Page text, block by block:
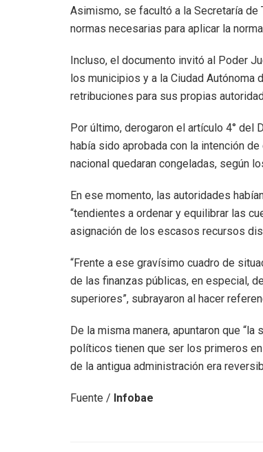
Asimismo, se facultó a la Secretaría de
normas necesarias para aplicar la
Incluso, el documento invitó al Poder
los municipios y a la Ciudad Autónoma
retribuciones para sus propias
Por último, derogaron el artículo 4° del
había sido aprobada con la intención
nacional quedaran congeladas, según
En ese momento, las autoridades
“tendientes a ordenar y equilibrar las
asignación de los escasos recursos
“Frente a ese gravísimo cuadro de
de las finanzas públicas, en especial,
superiores”, subrayaron al hacer
De la misma manera, apuntaron que
políticos tienen que ser los primeros
de la antigua administración era
Fuente / Infobae